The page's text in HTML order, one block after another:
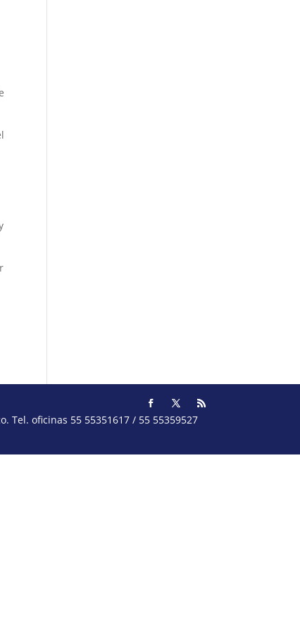
Tel. oficinas 55 55351617 / 55 55359527